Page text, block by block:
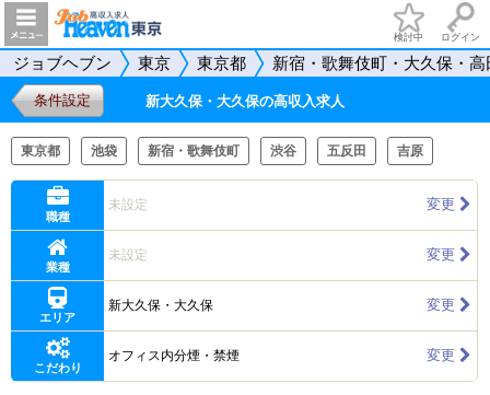
検討中 ログイン
ジョブヘブン 東京 東京都 新宿・歌舞伎町・大久保・高
条件設定 新大久保・大久保の高収入求人
東京都 池袋 新宿・歌舞伎町 渋谷 五反田 吉原
職種
未設定 変更
業種
未設定 変更
エリア
新大久保・大久保 変更
こだわり
オフィス内分煙・禁煙 変更